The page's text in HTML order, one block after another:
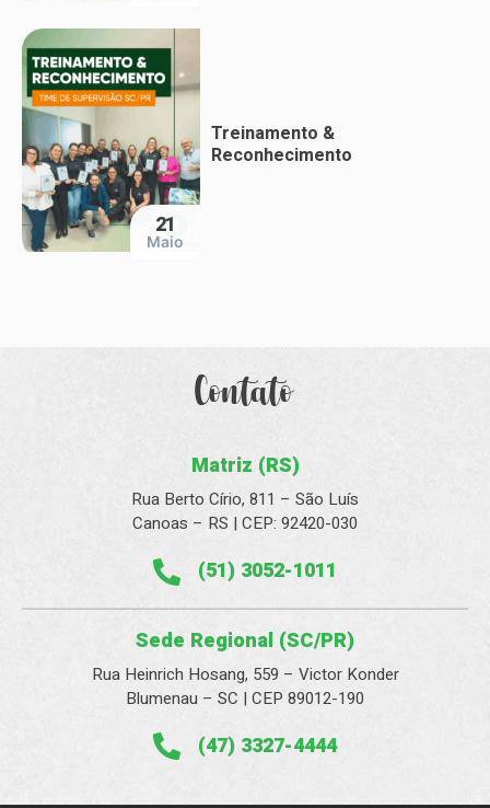
21
Maio
Treinamento &
Reconhecimento
Contato
Matriz (RS)
Rua Berto Círio, 811 – São Luís
Canoas – RS | CEP: 92420-030
(51) 3052-1011
Sede Regional (SC/PR)
Rua Heinrich Hosang, 559 – Victor Konder
Blumenau – SC | CEP 89012-190
(47) 3327-4444